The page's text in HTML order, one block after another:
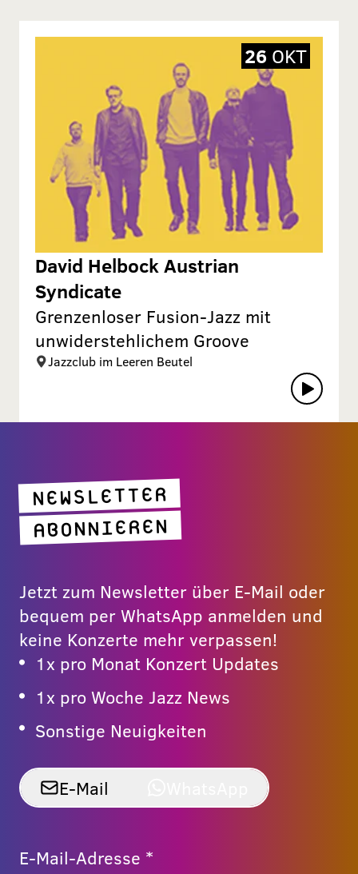
David Helbock Austrian
Syndicate
Grenzenloser Fusion-Jazz mit
unwiderstehlichem Groove
Jazzclub im Leeren Beutel
26 OKT
NEWSLETTER
ABONNIEREN
Jetzt zum Newsletter über E-Mail oder
bequem per WhatsApp anmelden und
keine Konzerte mehr verpassen!
1x pro Monat Konzert Updates
1x pro Woche Jazz News
Sonstige Neuigkeiten
E-Mail
E-Mail-Adresse *